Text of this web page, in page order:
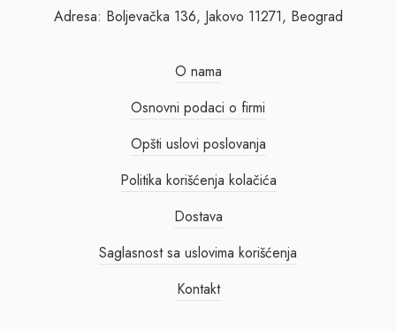
Adresa: Boljevačka 136, Jakovo 11271, Beograd
O nama
Osnovni podaci o firmi
Opšti uslovi poslovanja
Politika korišćenja kolačića
Dostava
Saglasnost sa uslovima korišćenja
Kontakt